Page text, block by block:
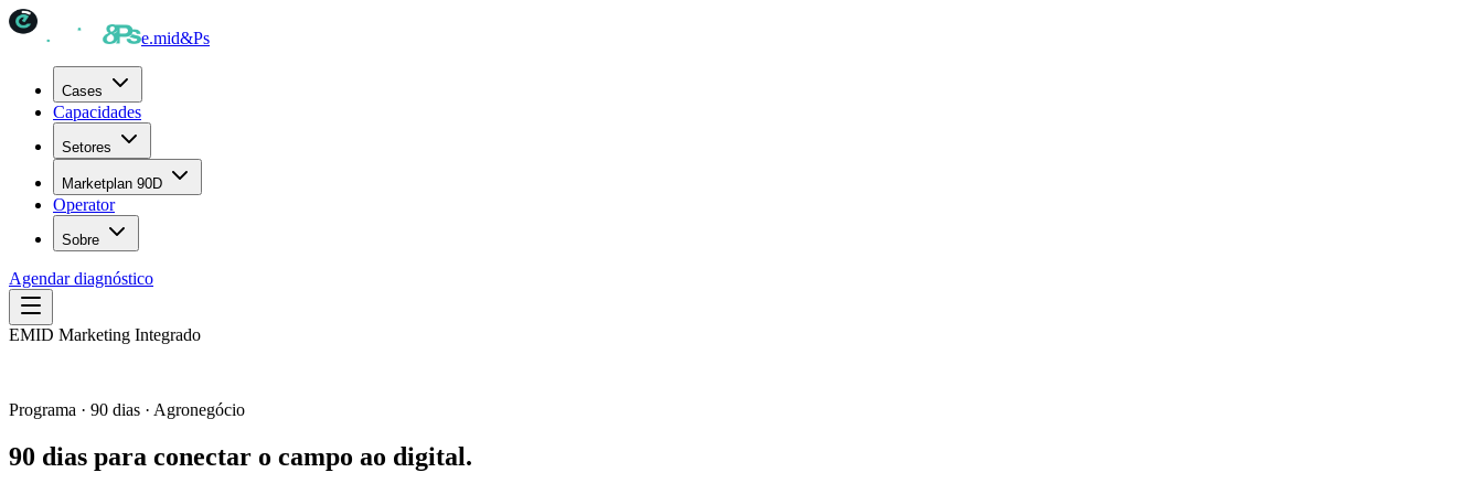
e.mid&Ps
Cases
Capacidades
Setores
Marketplan 90D
Operator
Sobre
Agendar diagnóstico
EMID Marketing Integrado
Programa · 90 dias · Agronegócio
90 dias para conectar o campo ao digital.